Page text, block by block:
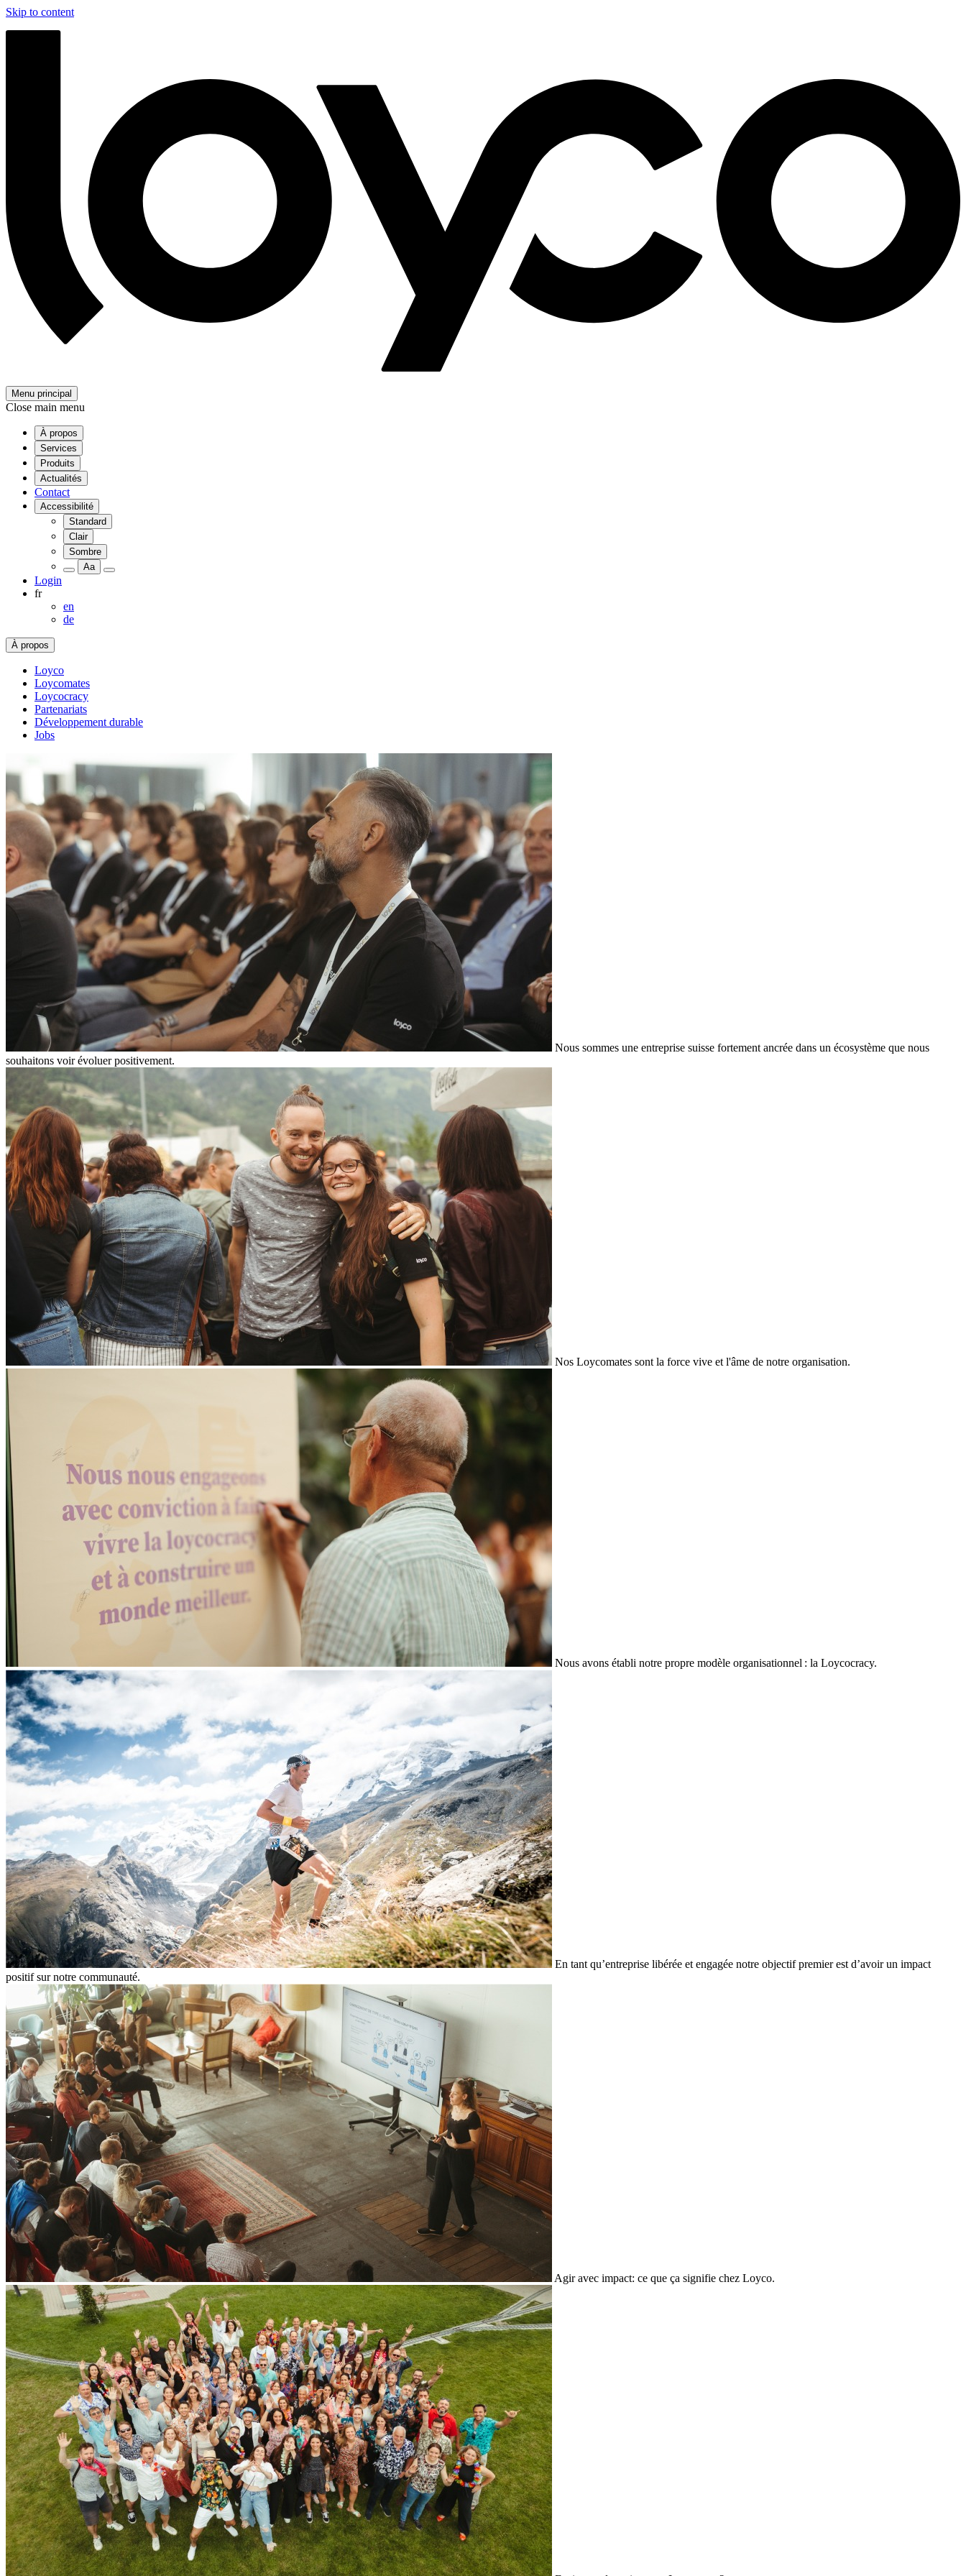
Skip to content
Menu principal
Close main menu
À propos
Services
Produits
Actualités
Contact
Accessibilité
Standard
Clair
Sombre
Aa
Login
fr
en
de
À propos
Loyco
Loycomates
Loycocracy
Partenariats
Développement durable
Jobs
Nous sommes une entreprise suisse fortement ancrée dans un écosystème que nous
souhaitons voir évoluer positivement.
Nos Loycomates sont la force vive et l'âme de notre organisation.
Nous avons établi notre propre modèle organisationnel : la Loycocracy.
En tant qu’entreprise libérée et engagée notre objectif premier est d’avoir un impact
positif sur notre communauté.
Agir avec impact: ce que ça signifie chez Loyco.